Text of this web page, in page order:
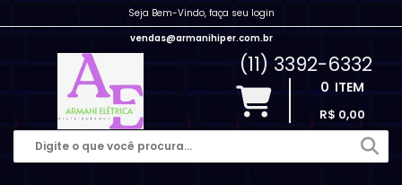
Seja Bem-Vindo, faça seu login
vendas@armanihiper.com.br
(11) 3392-6332
0 ITEM
R$ 0,00